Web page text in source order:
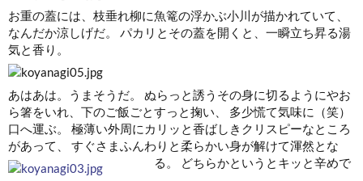
お重の蓋には、枝垂れ柳に魚篭の浮かぶ小川が描かれていて、
なんだか涼しげだ。 パカリとその蓋を開くと、一瞬立ち昇る湯
気と香り。
あはあは。うまそうだ。 ぬらっと誘うその身に切るようにやお
ら箸をいれ、下のご飯ごとすっと掬い、 多少慌て気味に（笑）
口へ運ぶ。 極薄い外周にカリッと香ばしきクリスピーなところ
があって、 すぐさまふんわりと柔らかい身が解けて渾然とな
る。
どちらかというとキッと辛めで